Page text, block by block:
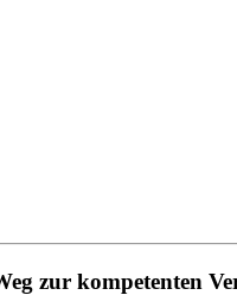
zur kompetenten